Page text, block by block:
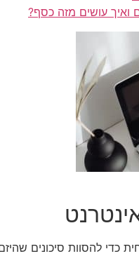
ואיך עושים מזה כסף?
כדי להסוות סיכונים